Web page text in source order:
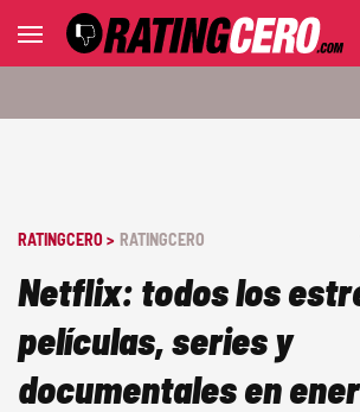
RATINGCERO > RATINGCERO
Netflix: todos los
películas, series y
documentales en